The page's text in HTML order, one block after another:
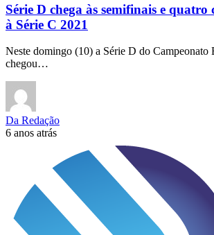
Série D chega às semifinais e quatro
à Série C 2021
Neste domingo (10) a Série D do Campeonato
chegou…
Da Redação
6 anos atrás